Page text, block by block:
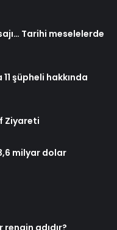
Tarihi meselelerde
şüpheli hakkında
Ziyareti
milyar dolar
adıdır?